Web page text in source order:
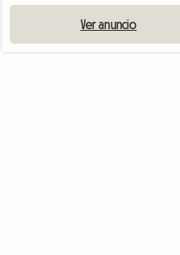
Ver anuncio